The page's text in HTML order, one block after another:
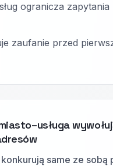
ogranicza zapytania
zaufanie przed
same ze sobą